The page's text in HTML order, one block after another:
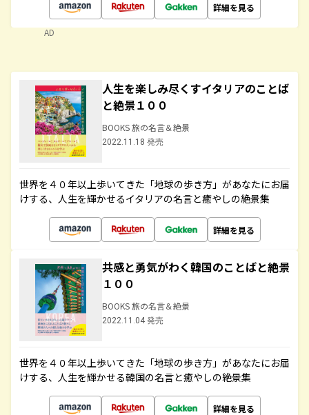
詳細を見る
AD
人生を楽しみ尽くすイタリアのことば
と絶景１００
BOOKS 旅の名言＆絶景
2022.11.18 発売
世界を４０年以上歩いてきた「地球の歩き方」があなたにお届
けする、人生を輝かせるイタリアの名言と癒やしの絶景集
詳細を見る
共感と勇気がわく韓国のことばと絶景
１００
BOOKS 旅の名言＆絶景
2022.11.04 発売
世界を４０年以上歩いてきた「地球の歩き方」があなたにお届
けする、人生を輝かせる韓国の名言と癒やしの絶景集
詳細を見る